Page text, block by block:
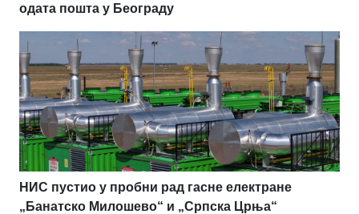
одата пошта у Београду
НИС пустио у пробни рад гасне електране
„Банатско Милошево“ и „Српска Црња“